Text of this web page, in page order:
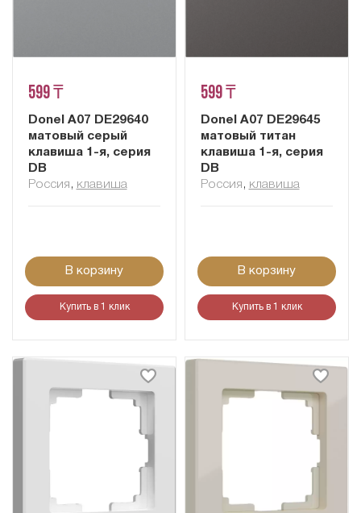
599 ₸
Donel A07 DE29640
матовый серый
клавиша 1-я, серия
DB
Россия , клавиша
В корзину
Купить в 1 клик
599 ₸
Donel A07 DE29645
матовый титан
клавиша 1-я, серия
DB
Россия , клавиша
В корзину
Купить в 1 клик